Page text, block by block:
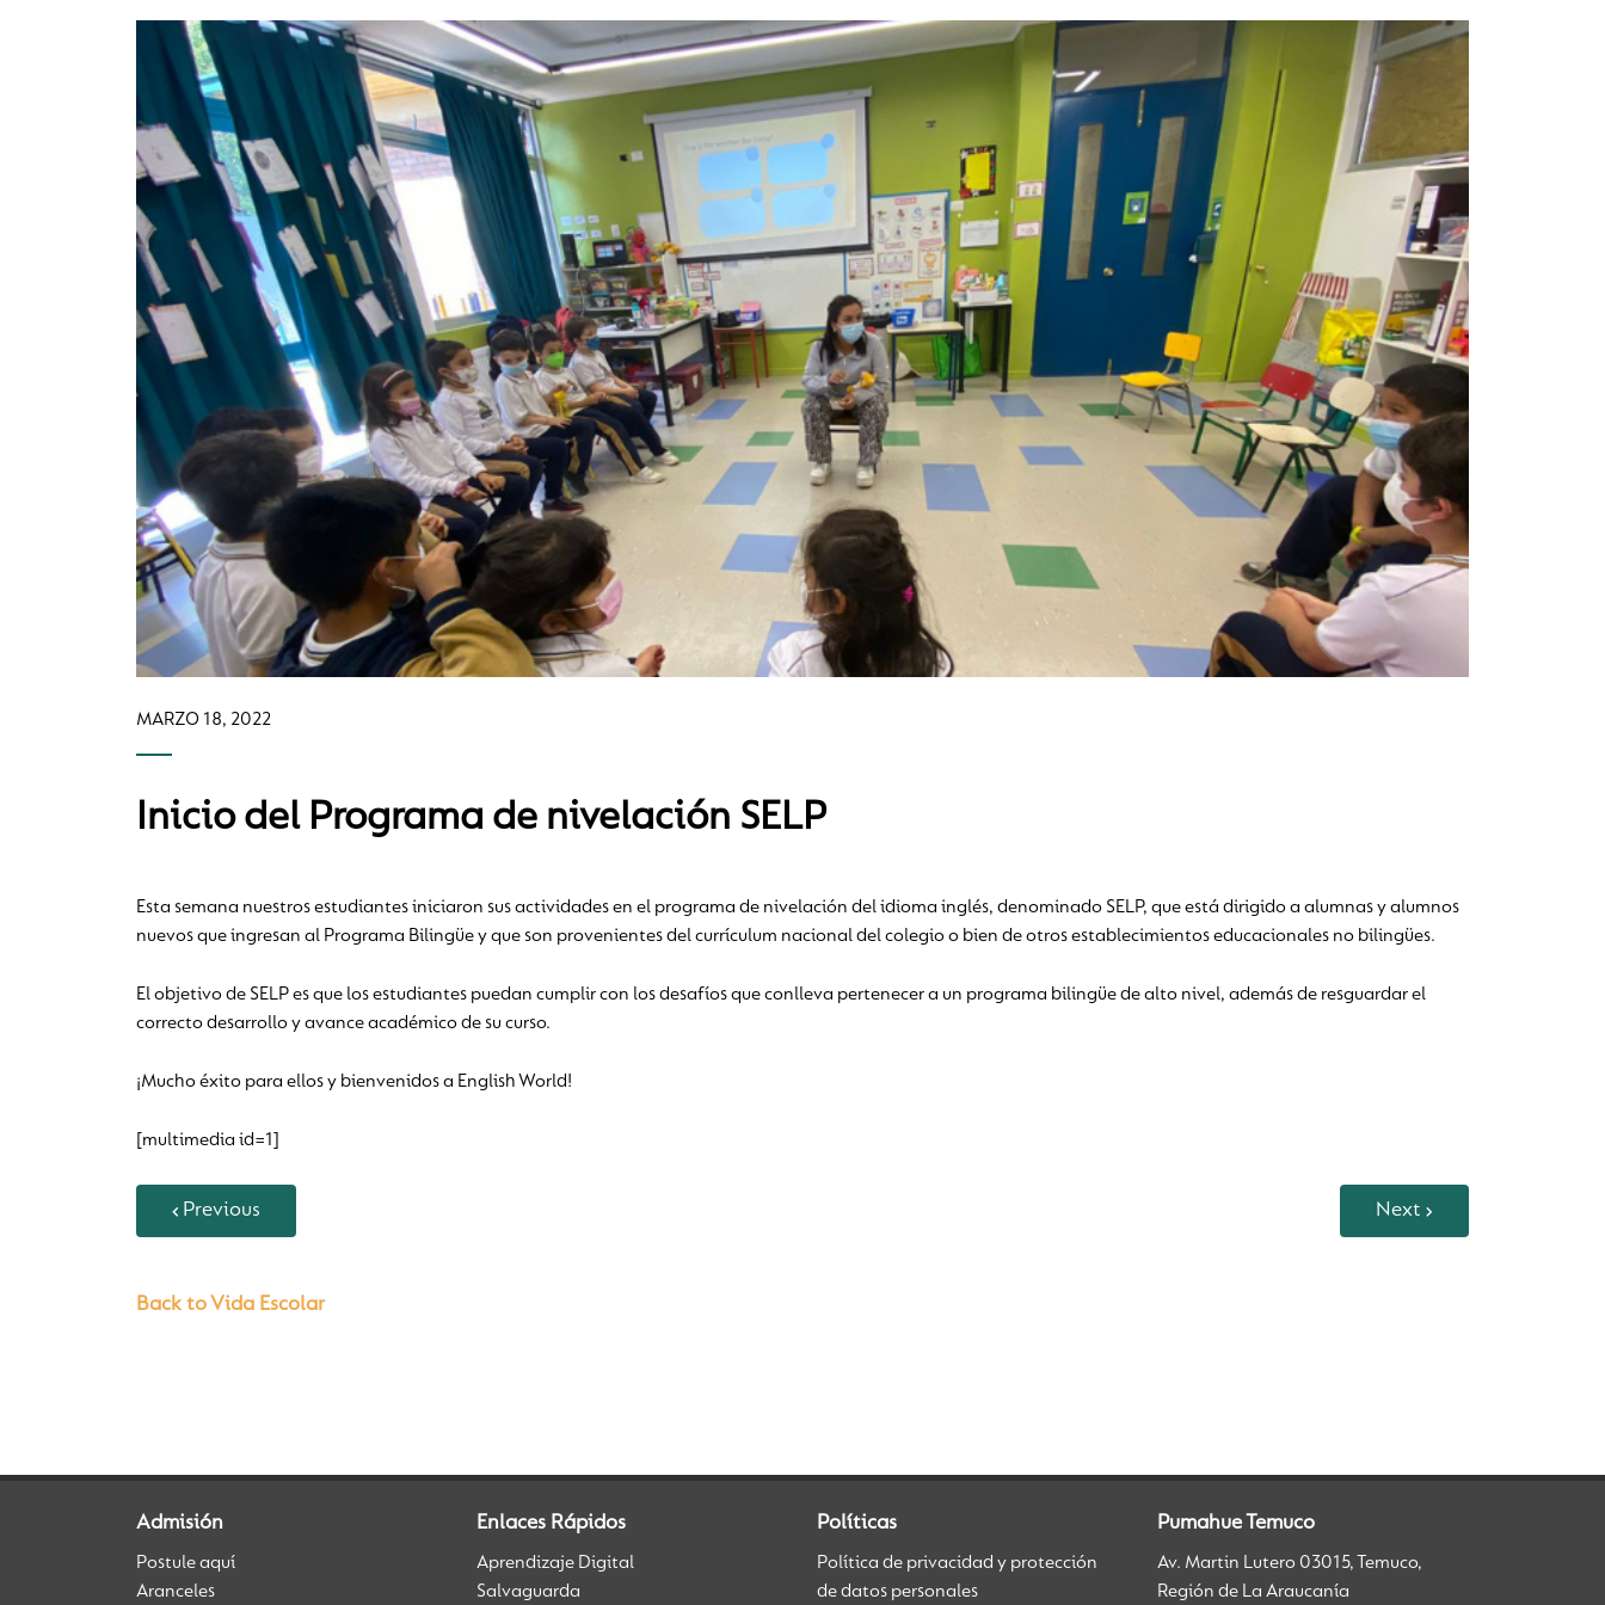
MARZO 18, 2022
Inicio del Programa de nivelación SELP
Esta semana nuestros estudiantes iniciaron sus actividades en el programa de nivelación del idioma inglés, denominado SELP, que está dirigido a alumnas y alumnos
nuevos que ingresan al Programa Bilingüe y que son provenientes del currículum nacional del colegio o bien de otros establecimientos educacionales no bilingües.
El objetivo de SELP es que los estudiantes puedan cumplir con los desafíos que conlleva pertenecer a un programa bilingüe de alto nivel, además de resguardar el
correcto desarrollo y avance académico de su curso.
¡Mucho éxito para ellos y bienvenidos a English World!
[multimedia id=1]
Previous Next
Back to Vida Escolar
Admisión
Postule aquí
Aranceles
Enlaces Rápidos
Aprendizaje Digital
Salvaguarda
Políticas
Política de privacidad y protección
de datos personales
Pumahue Temuco
Av. Martin Lutero 03015, Temuco,
Región de La Araucanía